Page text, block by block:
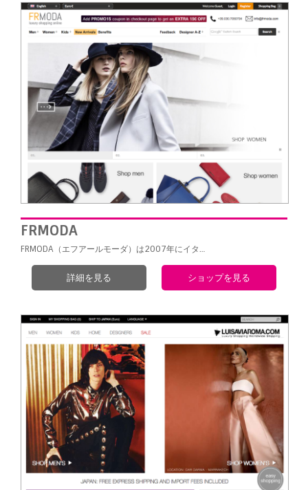
FRMODA
FRMODA（エフアールモーダ）は2007年にイタ…
詳細を見る ショップを見る